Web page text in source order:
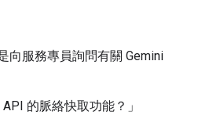
向服務專員詢問有關 Gemini
API 的脈絡快取功能？」